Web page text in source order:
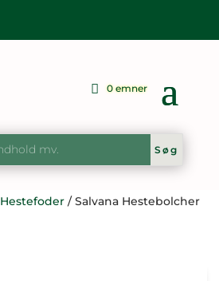
0 emner
Hestefoder / Salvana Hestebolcher